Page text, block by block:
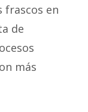
frascos en
de
más